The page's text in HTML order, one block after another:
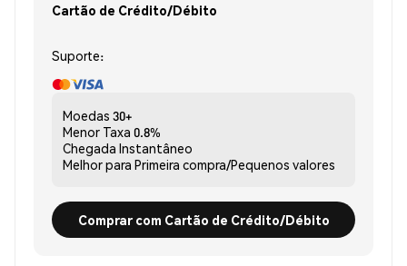
Cartão de Crédito/Débito
Suporte:
Moedas 30+
Menor Taxa 0.8%
Chegada Instantâneo
Melhor para Primeira compra/Pequenos valores
Comprar com Cartão de Crédito/Débito